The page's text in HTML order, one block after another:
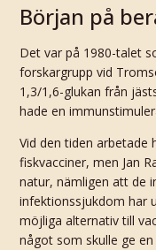
Början på
Det var på 1980-talet
forskargrupp vid
1,3/1,6-glukan från
hade en
Vid den tiden arbetade
fiskvacciner, men Jan
natur, nämligen att de
infektionssjukdom har
möjliga alternativ till
något som skulle ge